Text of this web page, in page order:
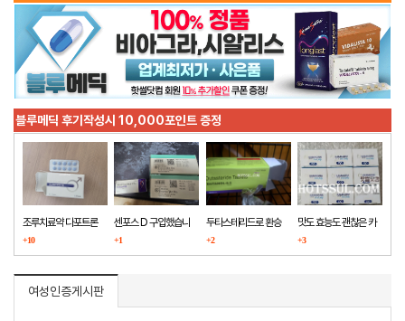
블루메딕 후기작성시 10,000포인트 증정
조루치료약 다포트론
구매했습니다
+10
센포스 D 구입했습니
다
+1
두타스테리드로 환승
+2
맛도 효능도 괜찮은 카
마그라
+3
여성인증게시판